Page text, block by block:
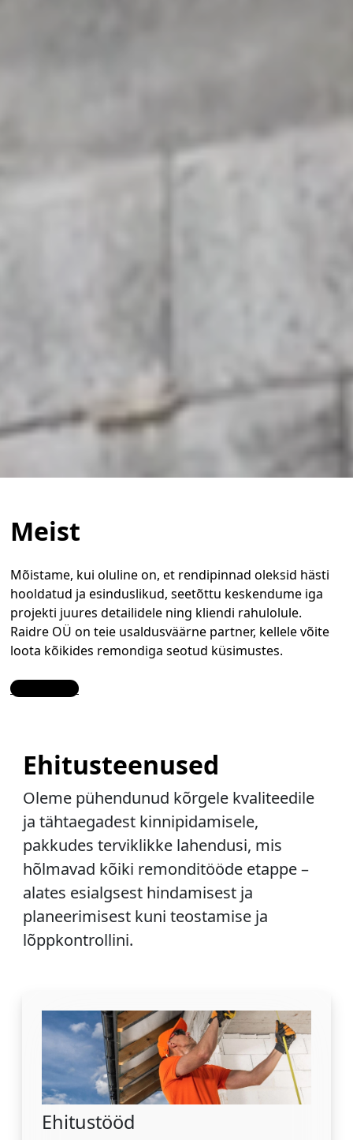
Meist
Mõistame, kui oluline on, et rendipinnad oleksid hästi
hooldatud ja esinduslikud, seetõttu keskendume iga
projekti juures detailidele ning kliendi rahulolule.
Raidre OÜ on teie usaldusväärne partner, kellele võite
loota kõikides remondiga seotud küsimustes.
Contact Us
Ehitusteenused
Oleme pühendunud kõrgele kvaliteedile
ja tähtaegadest kinnipidamisele,
pakkudes terviklikke lahendusi, mis
hõlmavad kõiki remonditööde etappe –
alates esialgsest hindamisest ja
planeerimisest kuni teostamise ja
lõppkontrollini.
Ehitustööd